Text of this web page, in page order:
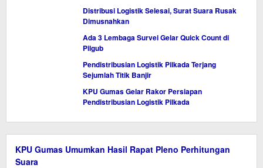
Distribusi Logistik Selesai, Surat Suara Rusak
Dimusnahkan
Ada 3 Lembaga Survei Gelar Quick Count di
Pilgub
Pendistribusian Logistik Pilkada Terjang
Sejumlah Titik Banjir
KPU Gumas Gelar Rakor Persiapan
Pendistribusian Logistik Pilkada
KPU Gumas Umumkan Hasil Rapat Pleno Perhitungan
Suara